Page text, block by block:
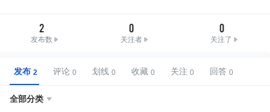
2
发布数
0
关注者
0
关注了
发布 评论 划线 收藏 关注 回答
全部分类 